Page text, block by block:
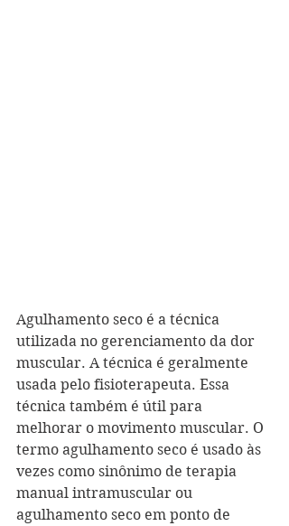
Agulhamento seco é a técnica
utilizada no gerenciamento da dor
muscular. A técnica é geralmente
usada pelo fisioterapeuta. Essa
técnica também é útil para
melhorar o movimento muscular. O
termo agulhamento seco é usado às
vezes como sinônimo de terapia
manual intramuscular ou
agulhamento seco em ponto de